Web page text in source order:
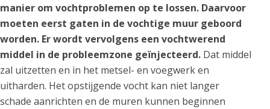
manier om vochtproblemen op te lossen. Daarvoor
moeten eerst gaten in de vochtige muur geboord
worden. Er wordt vervolgens een vochtwerend
middel in de probleemzone geïnjecteerd. Dat middel
zal uitzetten en in het metsel- en voegwerk en
uitharden. Het opstijgende vocht kan niet langer
schade aanrichten en de muren kunnen beginnen